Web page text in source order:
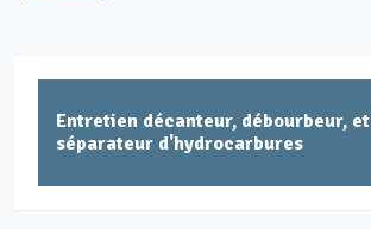
Entretien décanteur, débourbeur, et
séparateur d'hydrocarbures